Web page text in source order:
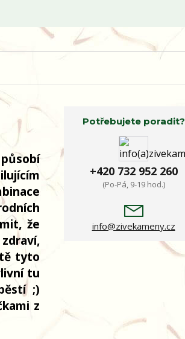
že
tyto
tu
;)
z
Potřebujete poradit?
+420 732 952 260
(Po-Pá, 9-19 hod.)
info@zivekameny.cz